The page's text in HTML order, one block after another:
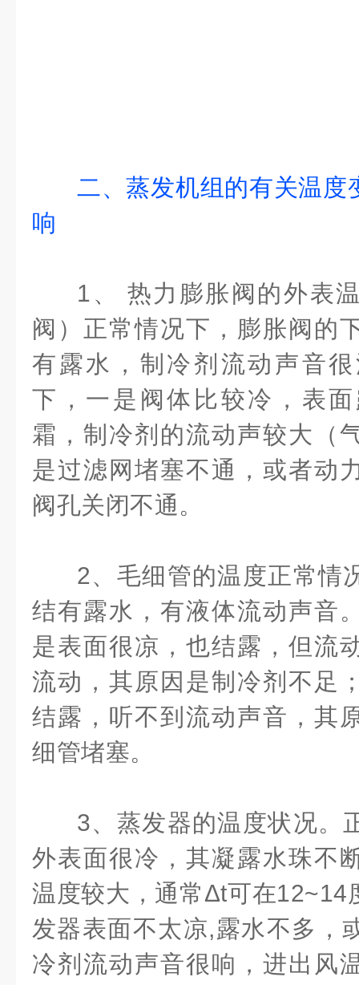
二、蒸发机组的有关温度
响
1、 热力膨胀阀的外表
阀）正常情况下，膨胀阀的
有露水，制冷剂流动声音
下，一是阀体比较冷，表
霜，制冷剂的流动声较大（
是过滤网堵塞不通，或者动
阀孔关闭不通。
2、毛细管的温度正常情
结有露水，有液体流动声音
是表面很凉，也结露，但流
流动，其原因是制冷剂不足
结露，听不到流动声音，其
细管堵塞。
3、蒸发器的温度状况。
外表面很冷，其凝露水珠不
温度较大，通常Δt可在12~14
发器表面不太凉,露水不多，
冷剂流动声音很响，进出风